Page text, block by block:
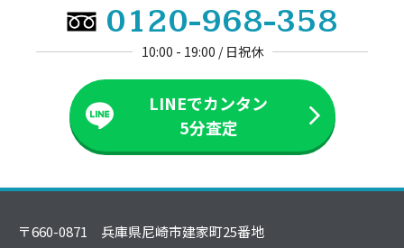
0120-968-358
10:00 - 19:00 / 日祝休
LINEでカンタン
5分査定
〒660-0871 兵庫県尼崎市建家町25番地